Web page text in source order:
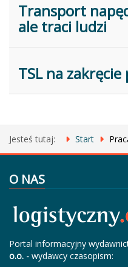
Transport
ale traci ludzi
TSL na
Jesteś tutaj: Start
O NAS
Portal informacyjny
o.o. - wydawcy czasopism: